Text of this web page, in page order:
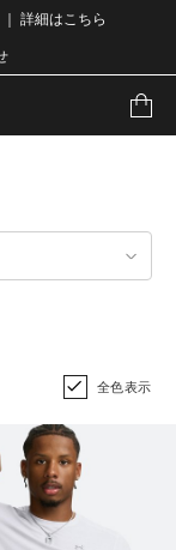
詳細はこちら
全色表示